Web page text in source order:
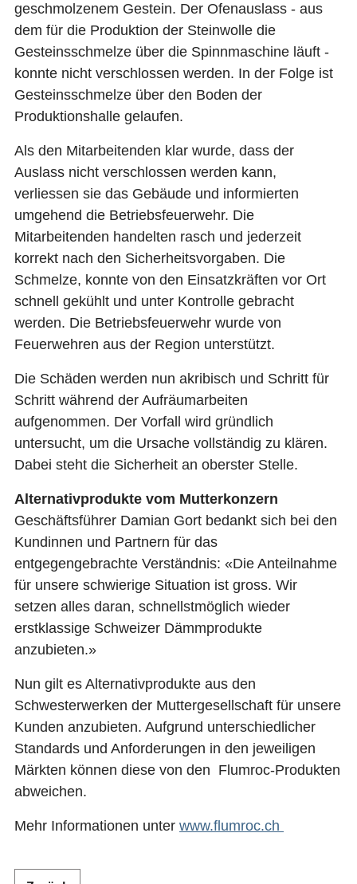
ANMELDEN
DEFRIT
geschmolzenem Gestein. Der Ofenauslass - aus
dem für die Produktion der Steinwolle die
Gesteinsschmelze über die Spinnmaschine läuft -
konnte nicht verschlossen werden. In der Folge ist
Gesteinsschmelze über den Boden der
Produktionshalle gelaufen.
Als den Mitarbeitenden klar wurde, dass der
Auslass nicht verschlossen werden kann,
verliessen sie das Gebäude und informierten
umgehend die Betriebsfeuerwehr. Die
Mitarbeitenden handelten rasch und jederzeit
korrekt nach den Sicherheitsvorgaben. Die
Schmelze, konnte von den Einsatzkräften vor Ort
schnell gekühlt und unter Kontrolle gebracht
werden. Die Betriebsfeuerwehr wurde von
Feuerwehren aus der Region unterstützt.
Die Schäden werden nun akribisch und Schritt für
Schritt während der Aufräumarbeiten
aufgenommen. Der Vorfall wird gründlich
untersucht, um die Ursache vollständig zu klären.
Dabei steht die Sicherheit an oberster Stelle.
Alternativprodukte vom Mutterkonzern
Geschäftsführer Damian Gort bedankt sich bei den
Kundinnen und Partnern für das
entgegengebrachte Verständnis: «Die Anteilnahme
für unsere schwierige Situation ist gross. Wir
setzen alles daran, schnellstmöglich wieder
erstklassige Schweizer Dämmprodukte
anzubieten.»
Nun gilt es Alternativprodukte aus den
Schwesterwerken der Muttergesellschaft für unsere
Kunden anzubieten. Aufgrund unterschiedlicher
Standards und Anforderungen in den jeweiligen
Märkten können diese von den Flumroc-Produkten
abweichen.
Mehr Informationen unter www.flumroc.ch